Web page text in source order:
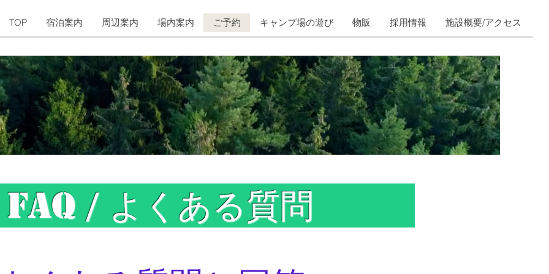
TOP 宿泊案内 周辺案内 場内案内 ご予約 キャンプ場の遊び 物販 採用情報 施設概要/アクセス
よくある質問